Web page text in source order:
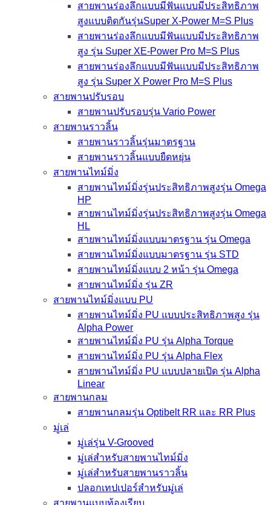
สายพานร่องลึกแบบมีฟันแบบมีประสิทธิภาพ
สูงแบบติดกันรุ่นSuper X-Power M=S Plus
สายพานร่องลึกแบบมีฟันแบบมีประสิทธิภาพ
สูง รุ่น Super XE-Power Pro M=S Plus
สายพานร่องลึกแบบมีฟันแบบมีประสิทธิภาพ
สูง รุ่น Super X Power Pro M=S Plus
สายพานปรับรอบ
สายพานปรับรอบรุ่น Vario Power
สายพานราวลิ้น
สายพานราวลิ้นรุ่นมาตรฐาน
สายพานราวลิ้นแบบยืดหยุ่น
สายพานไทม์มิ่ง
สายพานไทม์มิ่งรุ่นประสิทธิภาพสูงรุ่น Omega
HP
สายพานไทม์มิ่งรุ่นประสิทธิภาพสูงรุ่น Omega
HL
สายพานไทม์มิ่งแบบมาตรฐาน รุ่น Omega
สายพานไทม์มิ่งแบบมาตรฐาน รุ่น STD
สายพานไทม์มิ่งแบบ 2 หน้า รุ่น Omega
สายพานไทม์มิ่ง รุ่น ZR
สายพานไทม์มิ่งแบบ PU
สายพานไทม์มิ่ง PU แบบประสิทธิภาพสูง รุ่น
Alpha Power
สายพานไทม์มิ่ง PU รุ่น Alpha Torque
สายพานไทม์มิ่ง PU รุ่น Alpha Flex
สายพานไทม์มิ่ง PU แบบปลายเปิด รุ่น Alpha
Linear
สายพานกลม
สายพานกลมรุ่น Optibelt RR และ RR Plus
มู่เล่
มู่เล่รุ่น V-Grooved
มู่เล่สำหรับสายพานไทม์มิ่ง
มู่เล่สำหรับสายพานราวลิ้น
ปลอกเทปเปอร์สำหรับมู่เล่
สายพานแบบท้องเรียบ